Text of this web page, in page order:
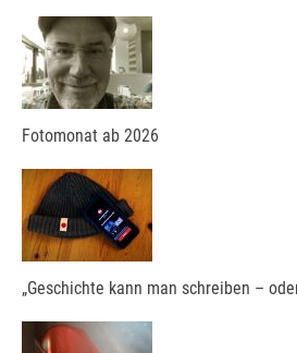
Fotomonat ab 2026
„Geschichte kann man schreiben –